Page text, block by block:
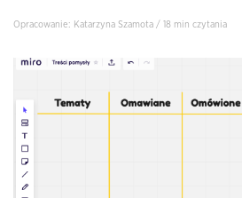
Opracowanie: Katarzyna Szamota / 18 min czytania